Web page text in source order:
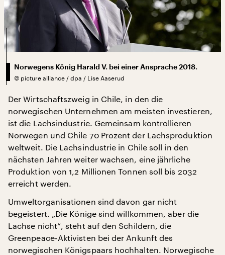
Norwegens König Harald V. bei einer Ansprache 2018.
© picture alliance / dpa / Lise Aaserud
Der Wirtschaftszweig in Chile, in den die
norwegischen Unternehmen am meisten investieren,
ist die Lachsindustrie. Gemeinsam kontrollieren
Norwegen und Chile 70 Prozent der Lachsproduktion
weltweit. Die Lachsindustrie in Chile soll in den
nächsten Jahren weiter wachsen, eine jährliche
Produktion von 1,2 Millionen Tonnen soll bis 2032
erreicht werden.
Umweltorganisationen sind davon gar nicht
begeistert. „Die Könige sind willkommen, aber die
Lachse nicht“, steht auf den Schildern, die
Greenpeace-Aktivisten bei der Ankunft des
norwegischen Königspaars hochhalten. Norwegische